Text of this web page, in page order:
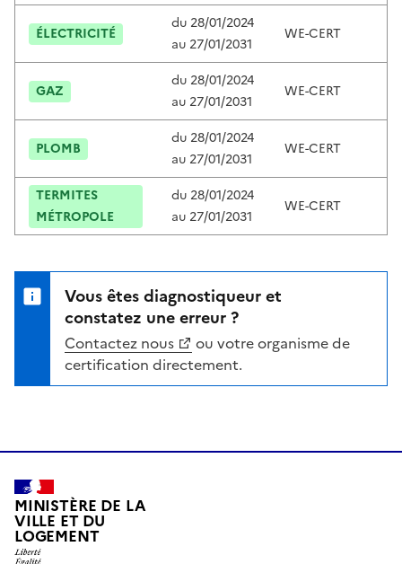
ÉLECTRICITÉ
du 28/01/2024
au 27/01/2031
WE-CERT
GAZ
du 28/01/2024
au 27/01/2031
WE-CERT
PLOMB
du 28/01/2024
au 27/01/2031
WE-CERT
TERMITES
MÉTROPOLE
du 28/01/2024
au 27/01/2031
WE-CERT
Vous êtes diagnostiqueur et
constatez une erreur ?
Contactez nous
ou votre organisme de
certification directement.
MINISTÈRE DE LA
VILLE ET DU
LOGEMENT